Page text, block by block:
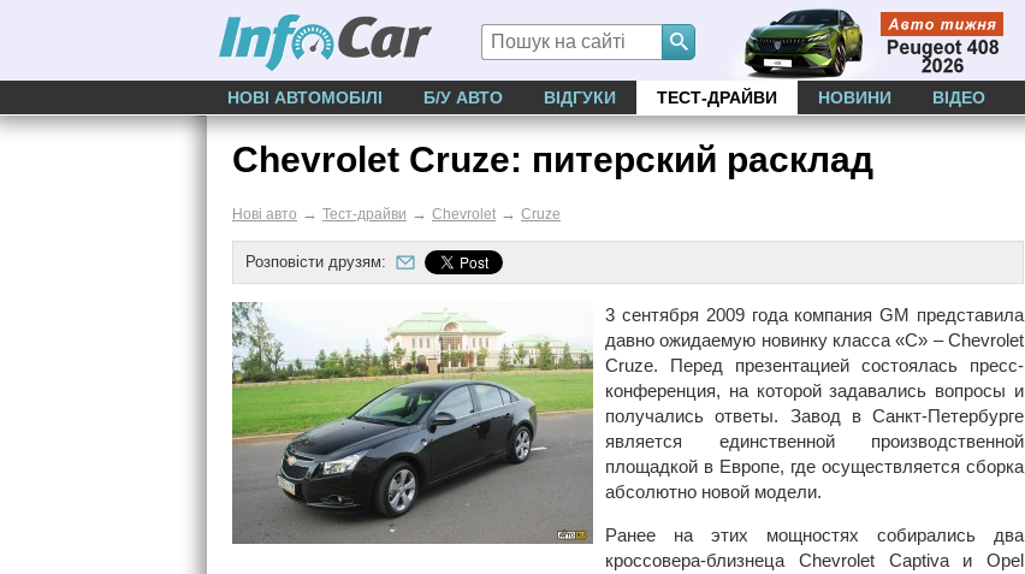
НОВІ АВТОМОБІЛІ Б/У АВТО ВІДГУКИ ТЕСТ-ДРАЙВИ НОВИНИ ВІДЕО
Chevrolet Cruze: питерский расклад
Нові авто → Тест-драйви → Chevrolet → Cruze
Розповісти друзям:
3 сентября 2009 года компания GM представила
давно ожидаемую новинку класса «C» – Chevrolet
Cruze. Перед презентацией состоялась пресс-
конференция, на которой задавались вопросы и
получались ответы. Завод в Санкт-Петербурге
является единственной производственной
площадкой в Европе, где осуществляется сборка
абсолютно новой модели.
Ранее на этих мощностях собирались два
кроссовера-близнеца Chevrolet Captiva и Opel